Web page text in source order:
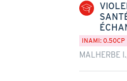
INAMI: 0.50CP
MALHERBE